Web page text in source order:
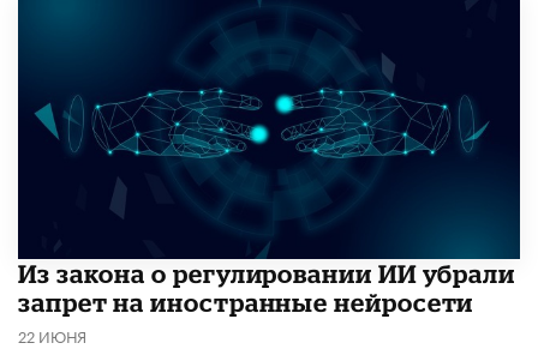
Из закона о регулировании ИИ убрали
запрет на иностранные нейросети
22 ИЮНЯ